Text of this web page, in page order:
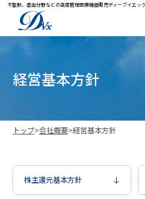
不整脈、虚血分野などの高度管理医療機器販売ディーブイエッ
経営基本方針
トップ>会社概要>経営基本方針
株主還元基本方針